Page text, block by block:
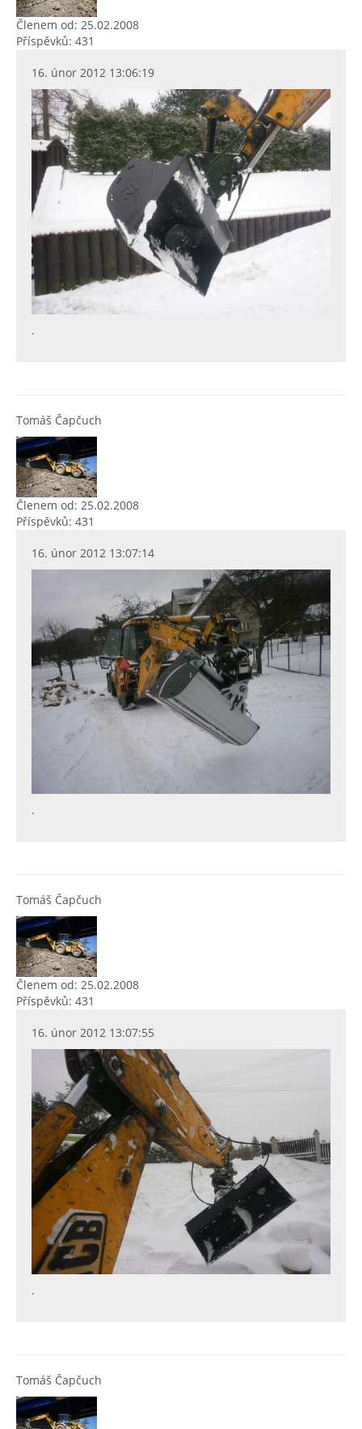
Členem od: 25.02.2008
Příspěvků: 431
16. únor 2012 13:06:19
.
Tomáš Čapčuch
Členem od: 25.02.2008
Příspěvků: 431
16. únor 2012 13:07:14
.
Tomáš Čapčuch
Členem od: 25.02.2008
Příspěvků: 431
16. únor 2012 13:07:55
.
Tomáš Čapčuch